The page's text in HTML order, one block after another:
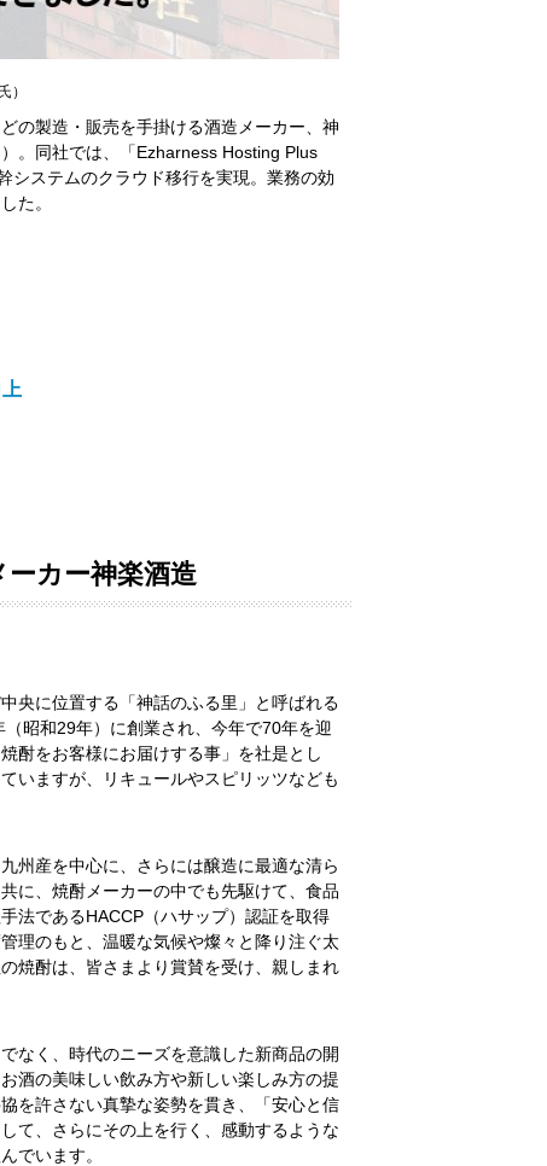
）
の製造・販売を手掛ける酒造メーカー、神
。同社では、「Ezharness Hosting Plus
システムのクラウド移行を実現。業務の効
た。
カー神楽酒造
央に位置する「神話のふる里」と呼ばれる
昭和29年）に創業され、今年で70年を迎
酎をお客様にお届けする事」を社是とし
いますが、リキュールやスピリッツなども
州産を中心に、さらには醸造に最適な清ら
に、焼酎メーカーの中でも先駆けて、食品
法であるHACCP（ハサップ）認証を取得
理のもと、温暖な気候や燦々と降り注ぐ太
焼酎は、皆さまより賞賛を受け、親しまれ
なく、時代のニーズを意識した新商品の開
酒の美味しい飲み方や新しい楽しみ方の提
を許さない真摯な姿勢を貫き、「安心と信
て、さらにその上を行く、感動するような
でいます。